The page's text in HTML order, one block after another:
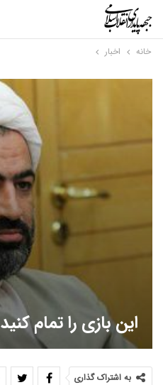
خانه اخبار
این بازی را تمام کنید
به اشتراک گذاری